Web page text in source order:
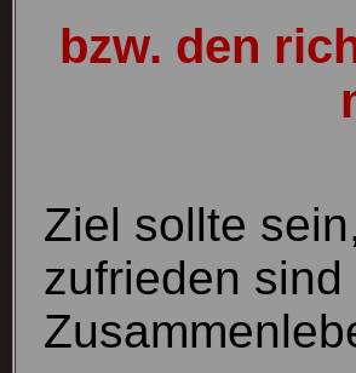
bzw. den
Ziel sollte
zufrieden